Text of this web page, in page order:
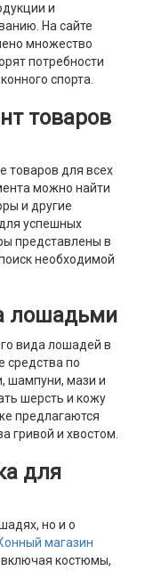
и
На сайте
множество
потребности
спорта.
товаров
товаров для всех
можно найти
и другие
успешных
представлены в
необходимой
лошадьми
вида лошадей в
средства по
шампуни, мази и
шерсть и кожу
предлагаются
гривой и хвостом.
для
но и о
магазин
костюмы,